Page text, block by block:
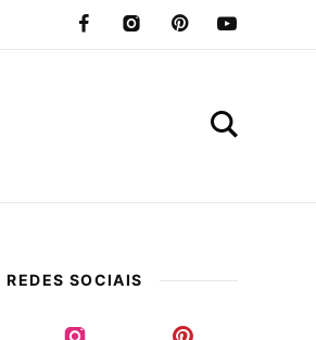
REDES SOCIAIS